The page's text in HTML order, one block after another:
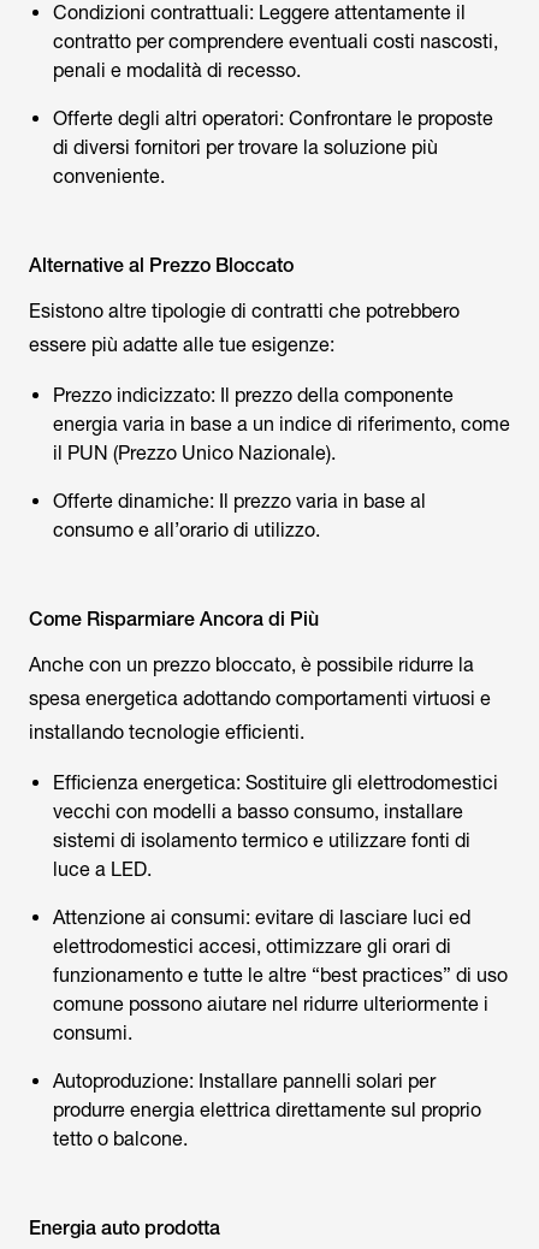
Condizioni contrattuali: Leggere attentamente il
contratto per comprendere eventuali costi nascosti,
penali e modalità di recesso.
Offerte degli altri operatori: Confrontare le proposte
di diversi fornitori per trovare la soluzione più
conveniente.
Alternative al Prezzo Bloccato
Esistono altre tipologie di contratti che potrebbero
essere più adatte alle tue esigenze:
Prezzo indicizzato: Il prezzo della componente
energia varia in base a un indice di riferimento, come
il PUN (Prezzo Unico Nazionale).
Offerte dinamiche: Il prezzo varia in base al
consumo e all’orario di utilizzo.
Come Risparmiare Ancora di Più
Anche con un prezzo bloccato, è possibile ridurre la
spesa energetica adottando comportamenti virtuosi e
installando tecnologie efficienti.
Efficienza energetica: Sostituire gli elettrodomestici
vecchi con modelli a basso consumo, installare
sistemi di isolamento termico e utilizzare fonti di
luce a LED.
Attenzione ai consumi: evitare di lasciare luci ed
elettrodomestici accesi, ottimizzare gli orari di
funzionamento e tutte le altre “best practices” di uso
comune possono aiutare nel ridurre ulteriormente i
consumi.
Autoproduzione: Installare pannelli solari per
produrre energia elettrica direttamente sul proprio
tetto o balcone.
Energia auto prodotta